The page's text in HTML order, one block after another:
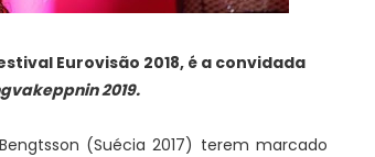
Eurovisão 2018, é a convidada
2019.
(Suécia 2017) terem marcado